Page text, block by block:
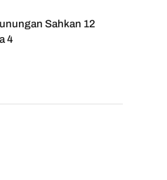
Sahkan 12
4